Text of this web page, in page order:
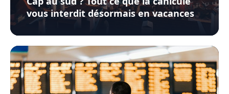
vous interdit désormais en vacances